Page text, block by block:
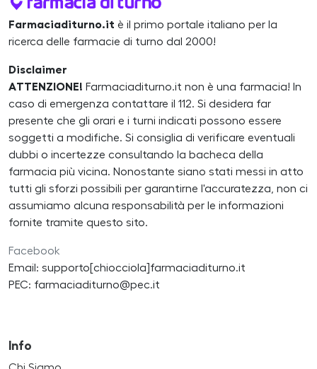
Farmaciaditurno.it è il primo portale italiano per la
ricerca delle farmacie di turno dal 2000!
Disclaimer
ATTENZIONE! Farmaciaditurno.it non è una farmacia! In
caso di emergenza contattare il 112. Si desidera far
presente che gli orari e i turni indicati possono essere
soggetti a modifiche. Si consiglia di verificare eventuali
dubbi o incertezze consultando la bacheca della
farmacia più vicina. Nonostante siano stati messi in atto
tutti gli sforzi possibili per garantirne l'accuratezza, non ci
assumiamo alcuna responsabilità per le informazioni
fornite tramite questo sito.
Facebook
Email: supporto[chiocciola]farmaciaditurno.it
PEC: farmaciaditurno@pec.it
Info